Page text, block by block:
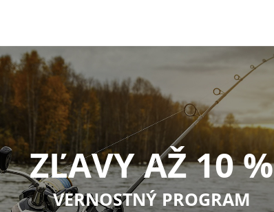
ZĽAVY AŽ 10 %
VERNOSTNÝ PROGRAM